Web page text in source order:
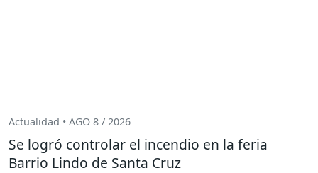
Actualidad • AGO 8 / 2026
Se logró controlar el incendio en la feria
Barrio Lindo de Santa Cruz